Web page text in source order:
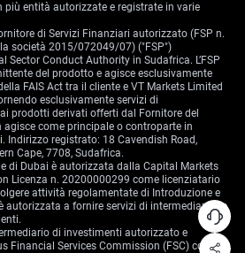
più entità autorizzate e registrate in varie
di Servizi Finanziari autorizzato (FSP n.
società 2015/072049/07) ("FSP")
Conduct Authority in Sudafrica. L’FSP
del prodotto e agisce esclusivamente
FAIS Act tra il cliente e VT Markets Limited
esclusivamente servizi di
prodotti derivati offerti dal Fornitore del
agisce come principale o controparte in
Indirizzo registrato: 18 Cavendish Road,
Cape, 7708, Sudafrica.
di Dubai è autorizzata dalla Capital Markets
Licenza n. 20200000299 come licenziatario
attività regolamentate di Introduzione e
autorizzata a fornire servizi di intermediazione
di investimenti autorizzato e
Services Commission (FSC) con